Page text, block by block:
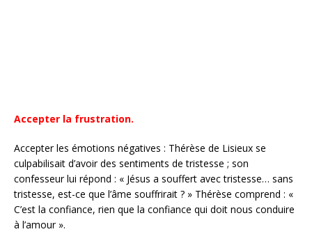
Accepter la frustration.
Accepter les émotions négatives : Thérèse de Lisieux se
culpabilisait d’avoir des sentiments de tristesse ; son
confesseur lui répond : « Jésus a souffert avec tristesse… sans
tristesse, est-ce que l’âme souffrirait ? » Thérèse comprend : «
C’est la confiance, rien que la confiance qui doit nous conduire
à l’amour ».